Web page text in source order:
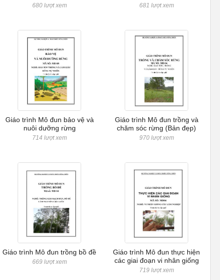
680 lượt xem 681 lượt xem
Giáo trình Mô đun bảo vệ và
nuôi dưỡng rừng
714 lượt xem
Giáo trình Mô đun trồng và
chăm sóc rừng (Bản đẹp)
970 lượt xem
Giáo trình Mô đun trồng bồ đề
669 lượt xem
Giáo trình Mô đun thực hiện
các giai đoạn vi nhân giống
719 lượt xem